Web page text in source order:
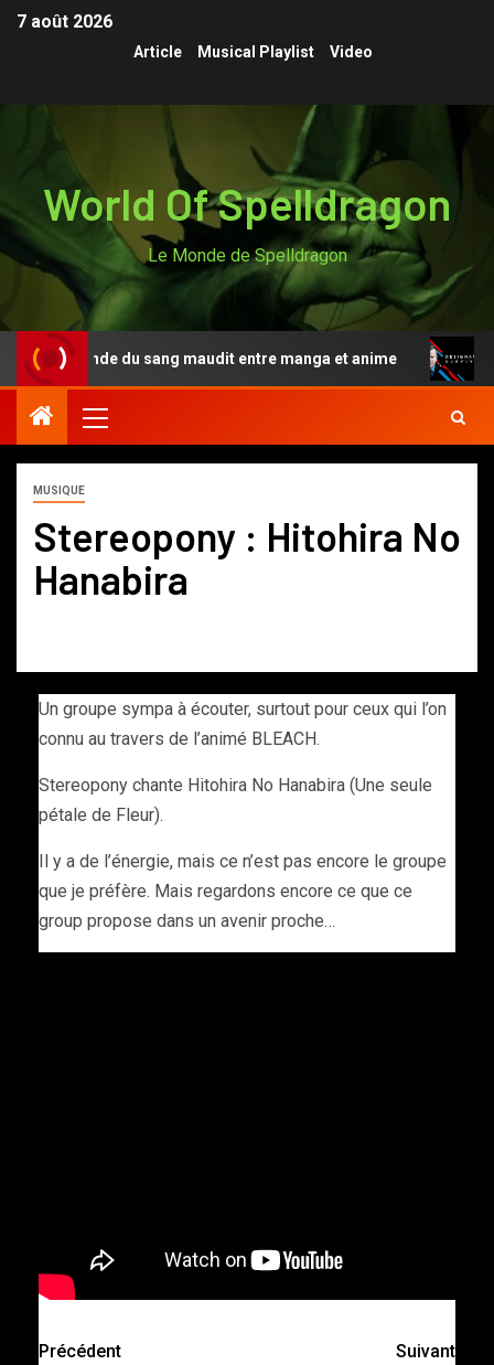
7 août 2026
Article Musical Playlist Video
World Of Spelldragon
Le Monde de Spelldragon
la légende du sang maudit entre manga et anime
MUSIQUE
Stereopony : Hitohira No
Hanabira
Un groupe sympa à écouter, surtout pour ceux qui l’on
connu au travers de l’animé BLEACH.
Stereopony chante Hitohira No Hanabira (Une seule
pétale de Fleur).
Il y a de l’énergie, mais ce n’est pas encore le groupe
que je préfère. Mais regardons encore ce que ce
group propose dans un avenir proche…
Précédent
Suivant